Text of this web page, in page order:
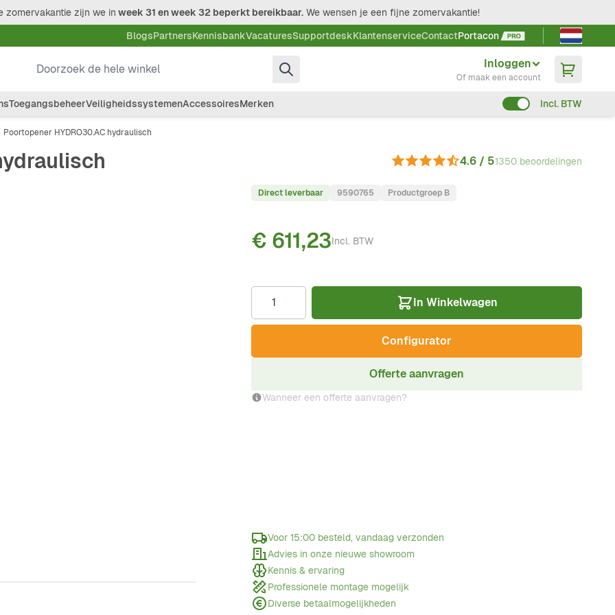
zomervakantie zijn we in week 31 en week 32 beperkt bereikbaar. We wensen je een fijne zomervakantie!
BlogsPartnersKennisbankVacaturesSupportdeskKlantenserviceContactPortacon
Taal kiezen
Doorzoek de hele winkel
Inloggen
Of maak een account
ToegangsbeheerVeiligheidssystemenAccessoiresMerken Incl. BTW
Poortopener HYDRO30.AC hydraulisch
4.6 / 51350 beoordelingen
Direct leverbaar 9590765 Productgroep B
Incl. BTW
€ 611,23
In Winkelwagen
Configurator
Offerte aanvragen
Wanneer een offerte aanvragen?
Voor 15:00 besteld, vandaag verzonden
Advies in onze nieuwe showroom
Kennis & ervaring
Professionele montage mogelijk
Diverse betaalmogelijkheden